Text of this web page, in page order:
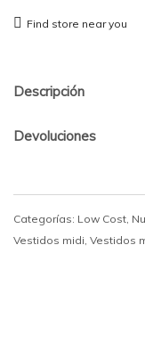
Find store near you
Descripción
Devoluciones
Categorías: Low Cost,
Vestidos midi, Vestidos